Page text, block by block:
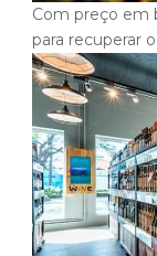
Com preço em
para recuperar